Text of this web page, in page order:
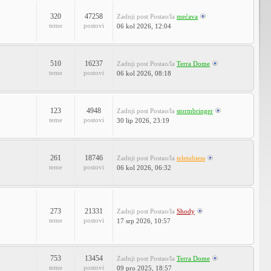
320
teme
47258
postovi
Zadnji post Postao/la mećava
06 kol 2026, 12:04
510
teme
16237
postovi
Zadnji post Postao/la Terra Dome
06 kol 2026, 08:18
123
teme
4948
postovi
Zadnji post Postao/la stormbringer
30 lip 2026, 23:19
261
teme
18746
postovi
Zadnji post Postao/la teletubiess
06 kol 2026, 06:32
273
teme
21331
postovi
Zadnji post Postao/la Shody
17 srp 2026, 10:57
753
teme
13454
postovi
Zadnji post Postao/la Terra Dome
09 pro 2025, 18:57